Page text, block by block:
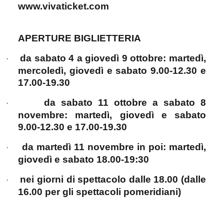
www.vivaticket.com
APERTURE BIGLIETTERIA
·
da sabato 4 a giovedì 9 ottobre: martedì,
mercoledì, giovedì e sabato 9.00-12.30 e
17.00-19.30
·
da sabato 11 ottobre a sabato 8
novembre: martedì, giovedì e sabato
9.00-12.30 e 17.00-19.30
·
da martedì 11 novembre in poi: martedì,
giovedì e sabato 18.00-19:30
·
nei giorni di spettacolo dalle 18.00 (dalle
16.00 per gli spettacoli pomeridiani)